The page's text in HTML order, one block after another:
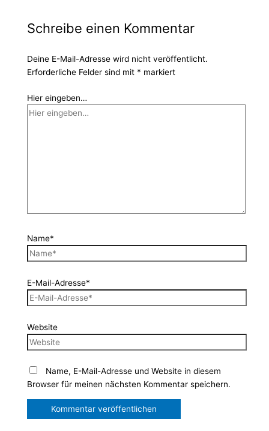
Schreibe einen Kommentar
Deine E-Mail-Adresse wird nicht veröffentlicht.
Erforderliche Felder sind mit * markiert
Hier eingeben…
Name*
E-Mail-Adresse*
Website
Name, E-Mail-Adresse und Website in diesem
Browser für meinen nächsten Kommentar speichern.